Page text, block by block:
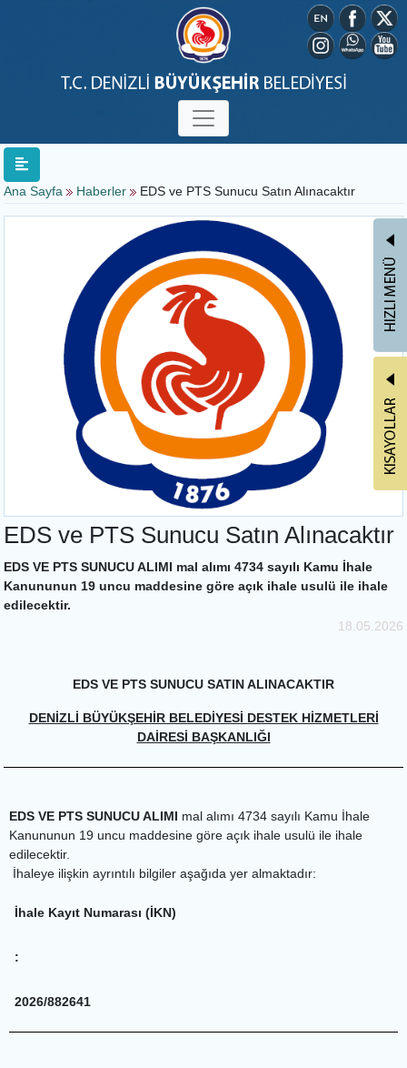
Ana Sayfa Haberler EDS ve PTS Sunucu Satın Alınacaktır
EDS ve PTS Sunucu Satın Alınacaktır
EDS VE PTS SUNUCU ALIMI mal alımı 4734 sayılı Kamu İhale
Kanununun 19 uncu maddesine göre açık ihale usulü ile ihale
edilecektir.
18.05.2026
EDS VE PTS SUNUCU SATIN ALINACAKTIR
DENİZLİ BÜYÜKŞEHİR BELEDİYESİ DESTEK HİZMETLERİ
DAİRESİ BAŞKANLIĞI
EDS VE PTS SUNUCU ALIMI mal alımı 4734 sayılı Kamu İhale
Kanununun 19 uncu maddesine göre açık ihale usulü ile ihale
edilecektir.
İhaleye ilişkin ayrıntılı bilgiler aşağıda yer almaktadır:
İhale Kayıt Numarası (İKN)
:
2026/882641